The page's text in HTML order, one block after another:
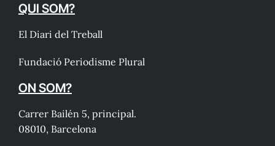
QUI SOM?
El Diari del Treball
Fundació Periodisme Plural
ON SOM?
Carrer Bailén 5, principal.
08010, Barcelona